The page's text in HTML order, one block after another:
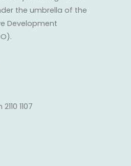
the umbrella of the
Development
1107